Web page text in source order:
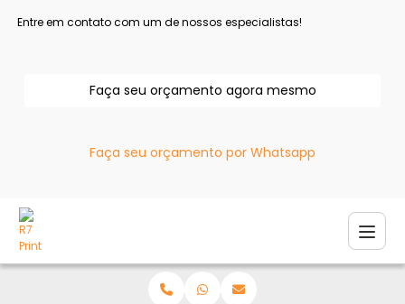
Entre em contato com um de nossos especialistas!
Faça seu orçamento agora mesmo
Faça seu orçamento por Whatsapp